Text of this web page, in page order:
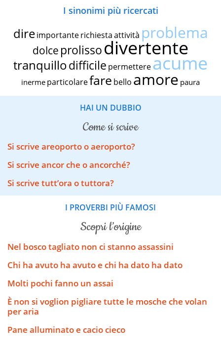
I sinonimi più ricercati
dire importante richiestaattività problema
dolce prolissodivertente
tranquillodifficile permettereacume
inerme particolarefare bello amore paura
HAI UN DUBBIO
come si scrive
Si scrive areoporto o aeroporto?
Si scrive ancor che o ancorché?
Si scrive tutt’ora o tuttora?
I PROVERBI PIÙ FAMOSI
scopri l’origine
Nel bosco tagliato non ci stanno assassini
Chi ha avuto ha avuto e chi ha dato ha dato
Molti pochi fanno un assai
È non si voglion pigliare tutte le mosche che volan
per aria
Pane alluminato e cacio cieco